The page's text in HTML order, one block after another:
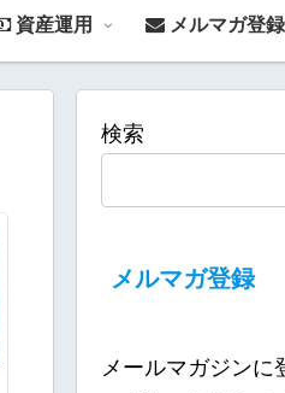
資産運用 メルマガ登録
検索
メルマガ登録
メールマガジンに